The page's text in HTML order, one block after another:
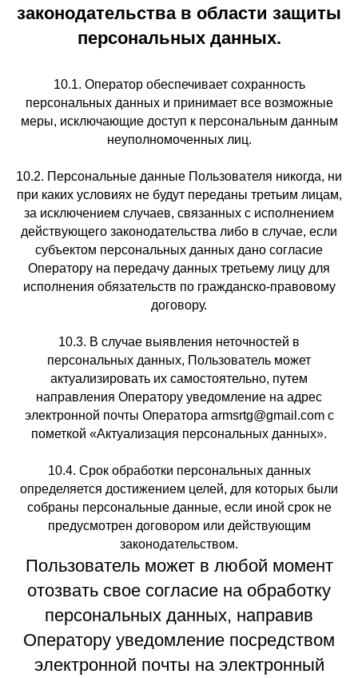
законодательства в области защиты
персональных данных.
10.1. Оператор обеспечивает сохранность
персональных данных и принимает все возможные
меры, исключающие доступ к персональным данным
неуполномоченных лиц.
10.2. Персональные данные Пользователя никогда, ни
при каких условиях не будут переданы третьим лицам,
за исключением случаев, связанных с исполнением
действующего законодательства либо в случае, если
субъектом персональных данных дано согласие
Оператору на передачу данных третьему лицу для
исполнения обязательств по гражданско-правовому
договору.
10.3. В случае выявления неточностей в
персональных данных, Пользователь может
актуализировать их самостоятельно, путем
направления Оператору уведомление на адрес
электронной почты Оператора armsrtg@gmail.com с
пометкой «Актуализация персональных данных».
10.4. Срок обработки персональных данных
определяется достижением целей, для которых были
собраны персональные данные, если иной срок не
предусмотрен договором или действующим
законодательством.
Пользователь может в любой момент
отозвать свое согласие на обработку
персональных данных, направив
Оператору уведомление посредством
электронной почты на электронный